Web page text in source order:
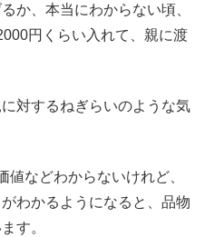
か、本当にわからない頃、
円くらい入れて、親に渡
対するねぎらいのような気
などわからないけれど、
わかるようになると、品物
す。